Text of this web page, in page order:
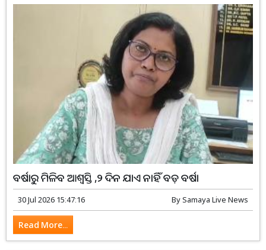
ବର୍ଷାରୁ ମିଳିବ ଆଶ୍ବସ୍ତି ,୨ ଦିନ ଯାଏ ନାହିଁ ବଡ଼ ବର୍ଷା
30 Jul 2026 15:47:16 BySamaya Live News
Read More...